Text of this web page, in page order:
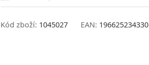
Kód zboží: 1045027 EAN: 196625234330